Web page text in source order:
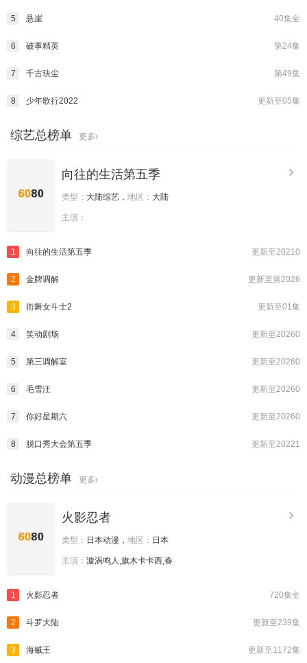
40集全
5 悬崖
第24集
6 破事精英
第49集
7 千古玦尘
更新至05集
8 少年歌行2022
综艺总榜单 更多
向往的生活第五季
类型： 大陆综艺， 地区： 大陆
主演：
更新至20210
1 向往的生活第五季
更新至第2026
2 金牌调解
更新至01集
3 街舞女斗士2
更新至20260
4 笑动剧场
更新至20260
5 第三调解室
更新至20260
6 毛雪汪
更新至20260
7 你好星期六
更新至20221
8 脱口秀大会第五季
动漫总榜单 更多
火影忍者
类型： 日本动漫， 地区： 日本
主演： 漩涡鸣人,旗木卡卡西,春
720集全
1 火影忍者
更新至239集
2 斗罗大陆
更新至1172集
3 海贼王